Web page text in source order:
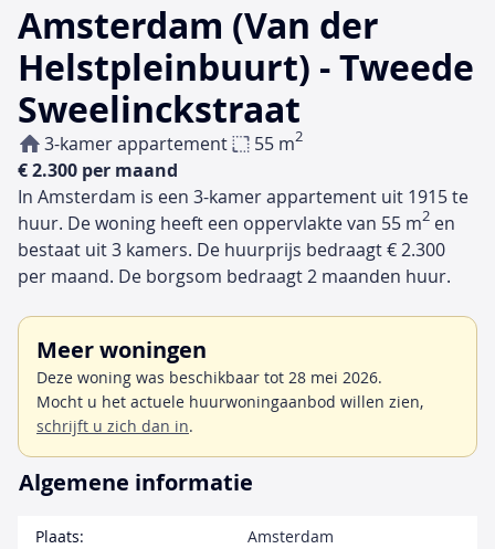
Amsterdam (Van der
Helstpleinbuurt) - Tweede
Sweelinckstraat
3-kamer appartement 55 m2
€ 2.300 per maand
In Amsterdam is een 3-kamer appartement uit 1915 te
huur. De woning heeft een oppervlakte van 55 m2 en
bestaat uit 3 kamers. De huurprijs bedraagt € 2.300
per maand. De borgsom bedraagt 2 maanden huur.
Meer woningen
Deze woning was beschikbaar tot 28 mei 2026.
Mocht u het actuele huurwoningaanbod willen zien,
schrijft u zich dan in.
Algemene informatie
Plaats:
Amsterdam